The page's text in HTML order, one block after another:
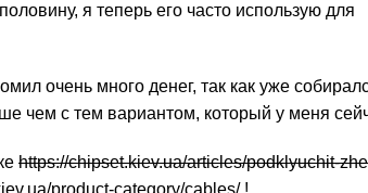
я теперь его часто использую для
очень много денег, так как уже
чем с тем вариантом, который у меня
https://chipset.kiev.ua/articles/podklyuchit-
product-category/cables/!